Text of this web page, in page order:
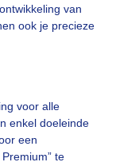
van
ook je precieze
voor alle
enkel doeleinde
een
te